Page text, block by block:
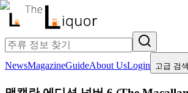
NewsMagazineGuideAbout UsLogin 고급 검색